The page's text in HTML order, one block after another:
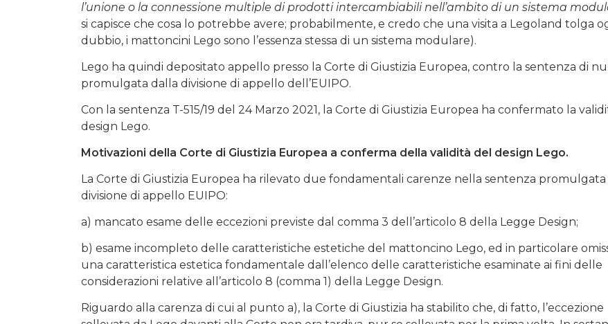
l’unione o la connessione multiple di prodotti intercambiabili nell’ambito di un sistema
si capisce che cosa lo potrebbe avere; probabilmente, e credo che una visita a Legoland tolga
dubbio, i mattoncini Lego sono l’essenza stessa di un sistema modulare).
Lego ha quindi depositato appello presso la Corte di Giustizia Europea, contro la sentenza di
promulgata dalla divisione di appello dell’EUIPO.
Con la sentenza T-515/19 del 24 Marzo 2021, la Corte di Giustizia Europea ha confermato la
design Lego.
Motivazioni della Corte di Giustizia Europea a conferma della validità del design Lego.
La Corte di Giustizia Europea ha rilevato due fondamentali carenze nella sentenza promulgata
divisione di appello EUIPO:
a) mancato esame delle eccezioni previste dal comma 3 dell’articolo 8 della Legge Design;
b) esame incompleto delle caratteristiche estetiche del mattoncino Lego, ed in particolare
una caratteristica estetica fondamentale dall’elenco delle caratteristiche esaminate ai fini delle
considerazioni relative all’articolo 8 (comma 1) della Legge Design.
Riguardo alla carenza di cui al punto a), la Corte di Giustizia ha stabilito che, di fatto, l’eccezione